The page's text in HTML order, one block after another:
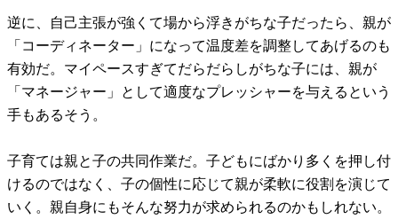
逆に、自己主張が強くて場から浮きがちな子だったら、親が
「コーディネーター」になって温度差を調整してあげるのも
有効だ。マイペースすぎてだらだらしがちな子には、親が
「マネージャー」として適度なプレッシャーを与えるという
手もあるそう。
子育ては親と子の共同作業だ。子どもにばかり多くを押し付
けるのではなく、子の個性に応じて親が柔軟に役割を演じて
いく。親自身にもそんな努力が求められるのかもしれない。